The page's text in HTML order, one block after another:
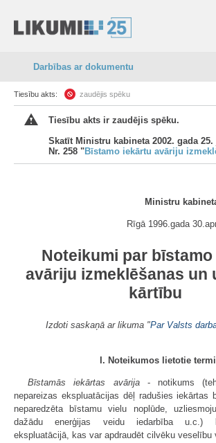
Darbības ar dokumentu
Tiesību akts: zaudējis spēku
Tiesību akts ir zaudējis spēku.
Skatīt Ministru kabineta 2002. gada
Nr. 258 "Bīstamo iekārtu avāriju
Ministru
Rīgā 1996.gada
Noteikumi par
avāriju izmeklēšanas un
kārtību
Izdoti saskaņā ar likuma "Par Valsts
I. Noteikumos lietotie
Bīstamās iekārtas avārija- notikums
nepareizas ekspluatācijas dēļ radušies iekārtas
neparedzēta bīstamu vielu noplūde,
dažādu enerģijas veidu iedarbība u.c.)
ekspluatācijā, kas var apdraudēt cilvēku